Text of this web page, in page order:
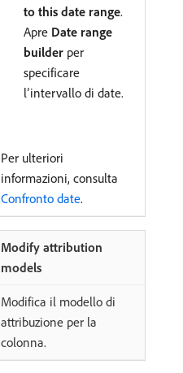
to this date range.
Apre Date range
builder per
specificare
l’intervallo di date.
Per ulteriori
informazioni, consulta
Confronto date.
Modify attribution
models
Modifica il modello di
attribuzione per la
colonna.